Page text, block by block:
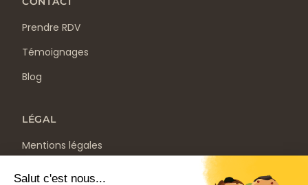
Prendre RDV
Témoignages
Blog
LÉGAL
Mentions légales